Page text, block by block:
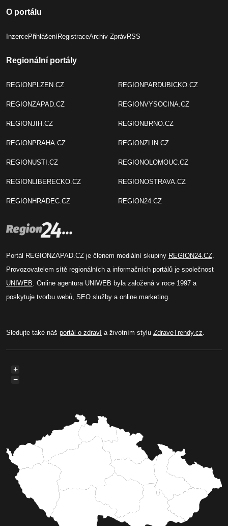
O portálu
InzercePřihlášeníRegistraceArchiv ZprávRSS
Regionální portály
REGIONPLZEN.CZ
REGIONZAPAD.CZ
REGIONJIH.CZ
REGIONPRAHA.CZ
REGIONUSTI.CZ
REGIONLIBERECKO.CZ
REGIONHRADEC.CZ
REGIONPARDUBICKO.CZ
REGIONVYSOCINA.CZ
REGIONBRNO.CZ
REGIONZLIN.CZ
REGIONOLOMOUC.CZ
REGIONOSTRAVA.CZ
REGION24.CZ
Portál REGIONZAPAD.CZ je členem mediální skupiny REGION24.CZ
Provozovatelem sítě regionálních a informačních portálů je společnost
UNIWEB . Online agentura UNIWEB byla založená v roce 1997 a
poskytuje tvorbu webů, SEO služby a online marketing.
Sledujte také náš portál o zdraví a životním stylu ZdraveTrendy.cz
+
−